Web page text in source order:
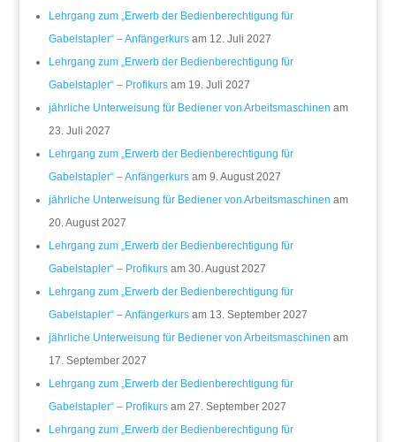
Lehrgang zum „Erwerb der Bedienberechtigung für
Gabelstapler“ – Anfängerkursam 12. Juli 2027
Lehrgang zum „Erwerb der Bedienberechtigung für
Gabelstapler“ – Profikursam 19. Juli 2027
jährliche Unterweisung für Bediener von Arbeitsmaschinen am
23. Juli 2027
Lehrgang zum „Erwerb der Bedienberechtigung für
Gabelstapler“ – Anfängerkursam 9. August 2027
jährliche Unterweisung für Bediener von Arbeitsmaschinen am
20. August 2027
Lehrgang zum „Erwerb der Bedienberechtigung für
Gabelstapler“ – Profikursam 30. August 2027
Lehrgang zum „Erwerb der Bedienberechtigung für
Gabelstapler“ – Anfängerkursam 13. September 2027
jährliche Unterweisung für Bediener von Arbeitsmaschinen am
17. September 2027
Lehrgang zum „Erwerb der Bedienberechtigung für
Gabelstapler“ – Profikursam 27. September 2027
Lehrgang zum „Erwerb der Bedienberechtigung für